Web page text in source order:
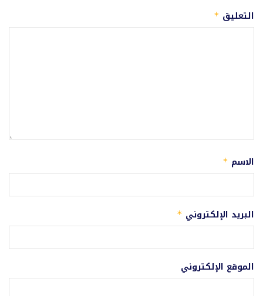
التعليق *
الاسم *
البريد الإلكتروني *
الموقع الإلكتروني